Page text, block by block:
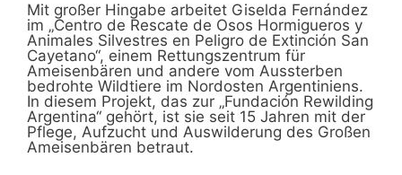
Mit großer Hingabe arbeitet Giselda Fernández
im „Centro de Rescate de Osos Hormigueros y
Animales Silvestres en Peligro de Extinción San
Cayetano“, einem Rettungszentrum für
Ameisenbären und andere vom Aussterben
bedrohte Wildtiere im Nordosten Argentiniens.
In diesem Projekt, das zur „Fundación Rewilding
Argentina“ gehört, ist sie seit 15 Jahren mit der
Pflege, Aufzucht und Auswilderung des Großen
Ameisenbären betraut.